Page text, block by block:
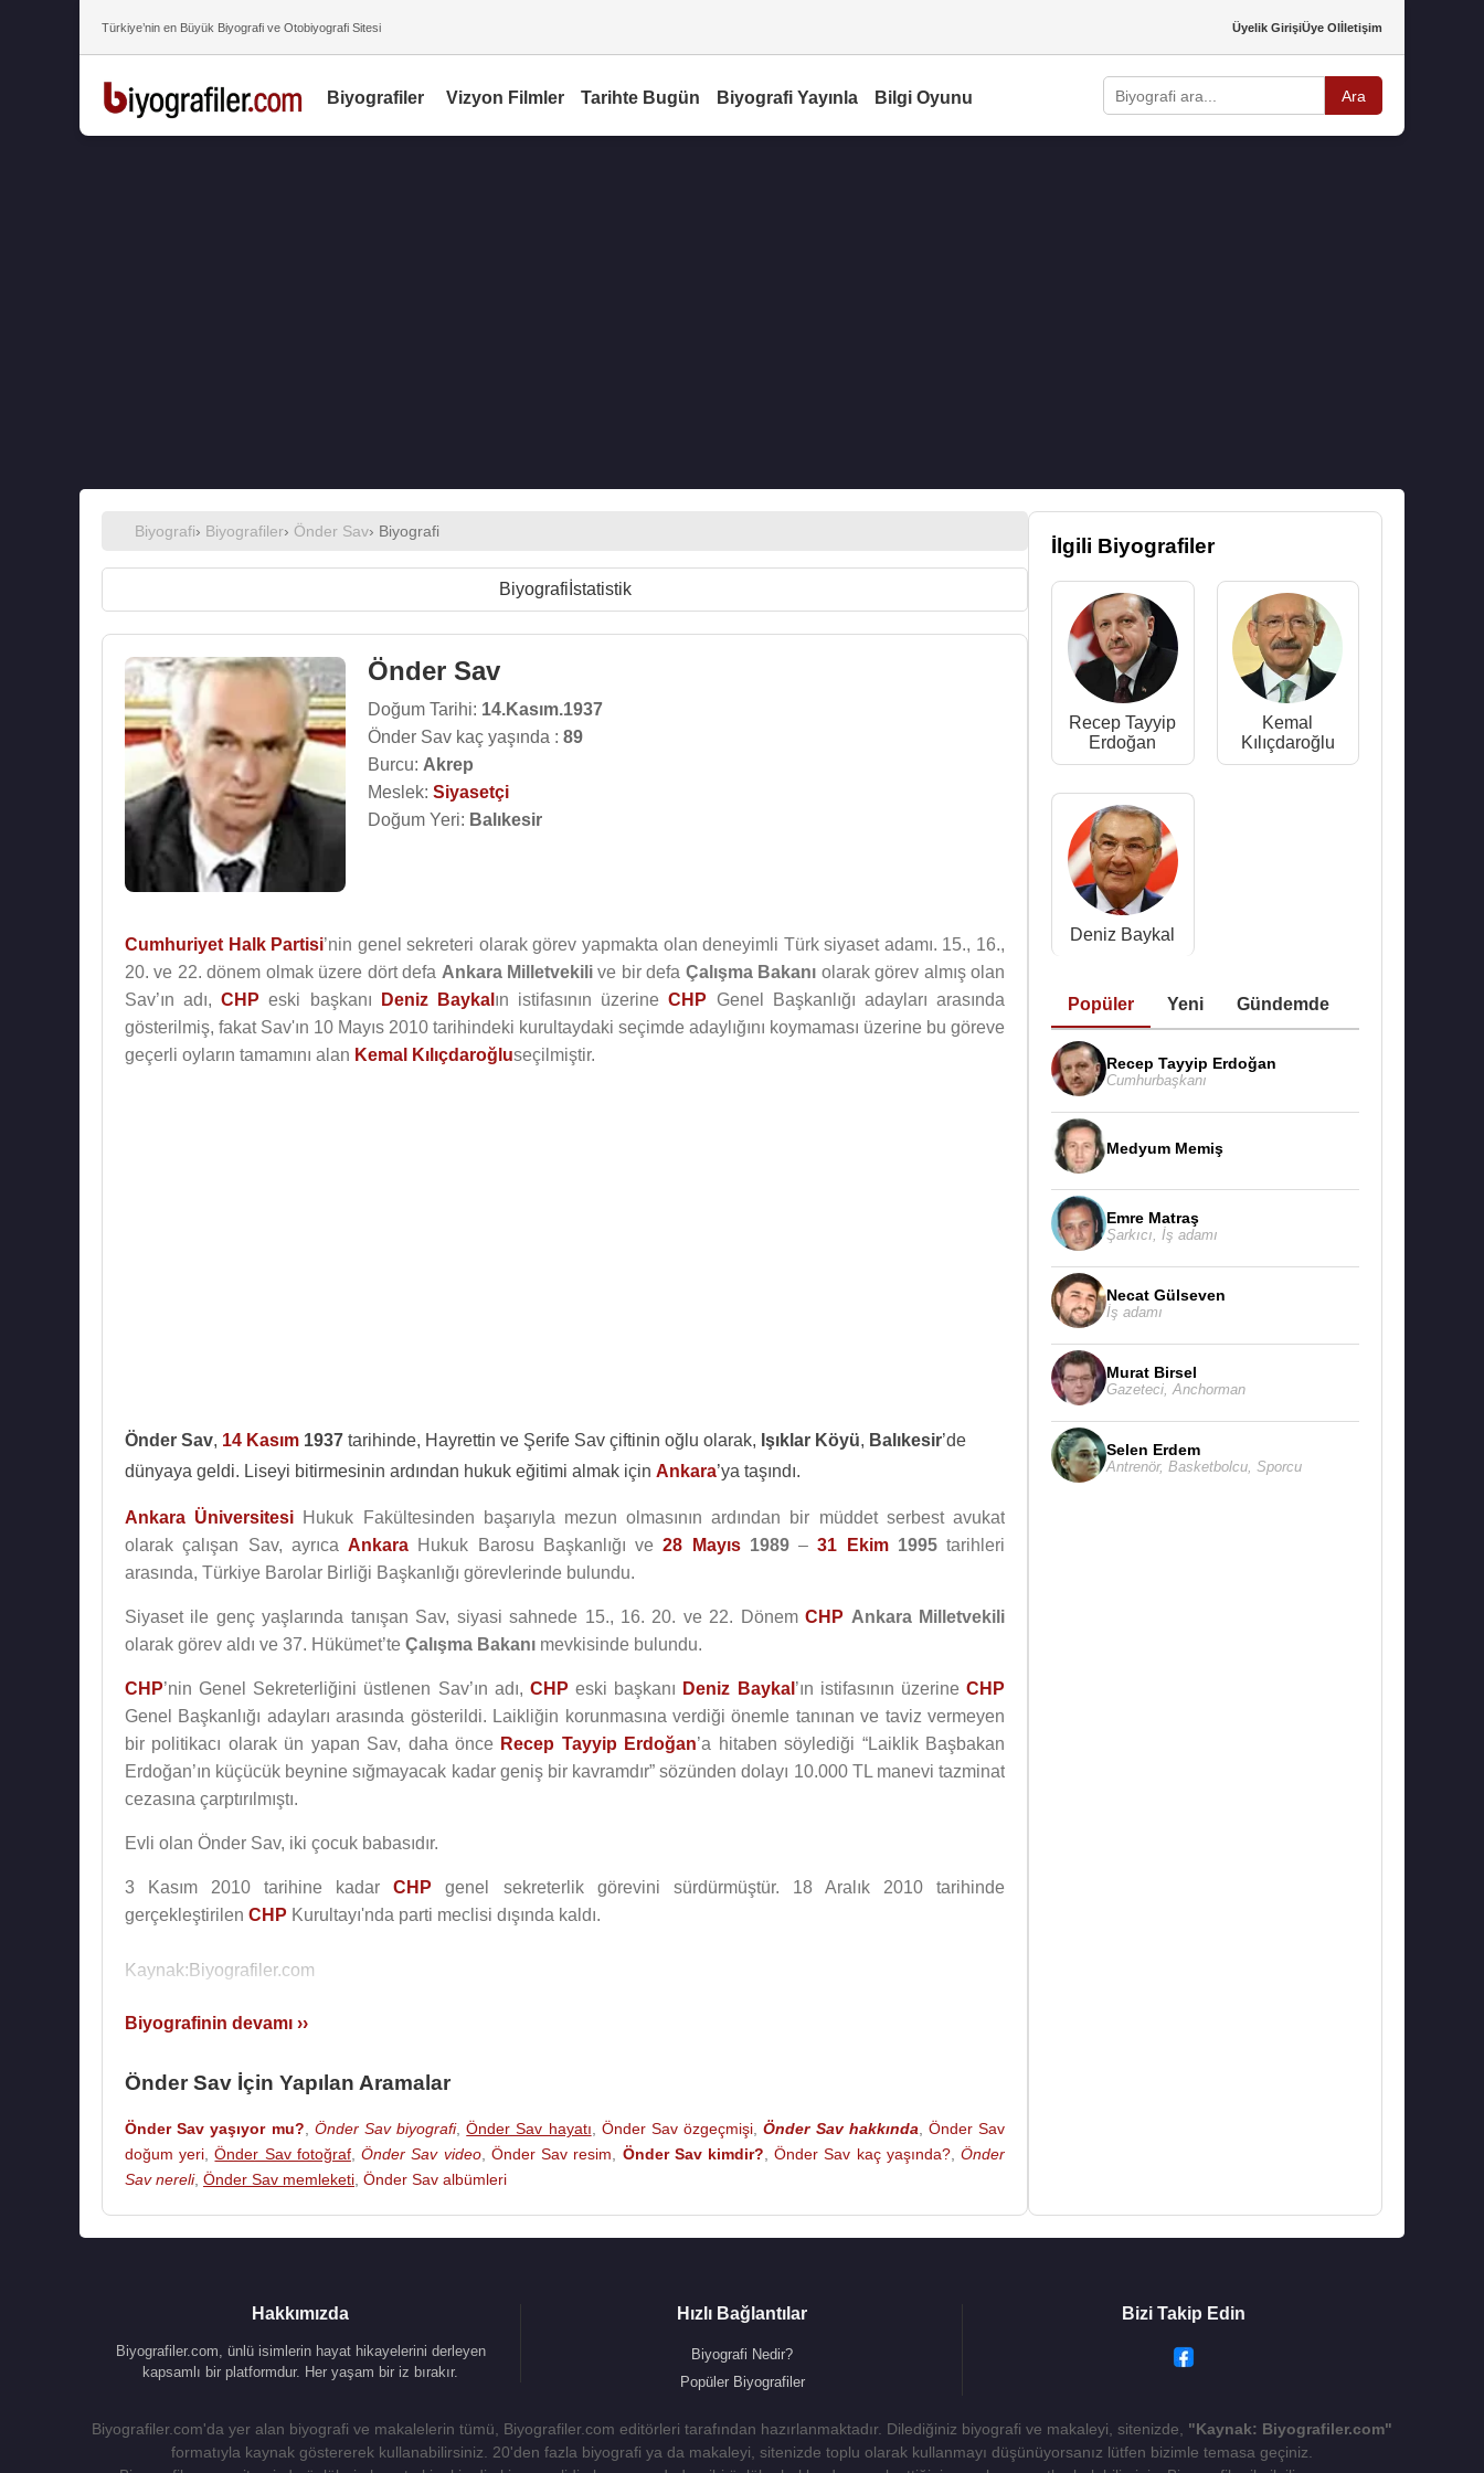
Türkiye’nin en Büyük Biyografi ve Otobiyografi Sitesi Üyelik GirişiÜye Olİletişim
Biyografiler Vizyon Filmler Tarihte Bugün Biyografi Yayınla Bilgi Oyunu Ara
Biyografi› Biyografiler› Önder Sav› Biyografi
Biyografi İstatistik
Önder Sav
Doğum Tarihi: 14.Kasım.1937
Önder Sav kaç yaşında : 89
Burcu: Akrep
Meslek: Siyasetçi
Doğum Yeri: Balıkesir
Cumhuriyet Halk Partisi’nin genel sekreteri olarak görev yapmakta olan deneyimli Türk siyaset adamı. 15., 16.,
20. ve 22. dönem olmak üzere dört defa Ankara Milletvekili ve bir defa Çalışma Bakanı olarak görev almış olan
Sav’ın adı,CHP eski başkanı Deniz Baykal ın istifasının üzerineCHP Genel Başkanlığı adayları arasında
gösterilmiş, fakat Sav'ın 10 Mayıs 2010 tarihindeki kurultaydaki seçimde adaylığını koymaması üzerine bu göreve
geçerli oyların tamamını alan Kemal Kılıçdaroğluseçilmiştir.
Önder Sav, 14 Kasım 1937 tarihinde, Hayrettin ve Şerife Sav çiftinin oğlu olarak, Işıklar Köyü, Balıkesir’de
dünyaya geldi. Liseyi bitirmesinin ardından hukuk eğitimi almak için Ankara’ya taşındı.
Ankara Üniversitesi Hukuk Fakültesinden başarıyla mezun olmasının ardından bir müddet serbest avukat
olarak çalışan Sav, ayrıca Ankara Hukuk Barosu Başkanlığı ve28 Mayıs 1989–31 Ekim 1995tarihleri
arasında, Türkiye Barolar Birliği Başkanlığı görevlerinde bulundu.
Siyaset ile genç yaşlarında tanışan Sav, siyasi sahnede 15., 16. 20. ve 22. DönemCHP Ankara Milletvekili
olarak görev aldı ve 37. Hükümet’te Çalışma Bakanı mevkisinde bulundu.
CHP’nin Genel Sekreterliğini üstlenen Sav’ın adı, CHP eski başkanı Deniz Baykal ’ın istifasının üzerineCHP
Genel Başkanlığı adayları arasında gösterildi. Laikliğin korunmasına verdiği önemle tanınan ve taviz vermeyen
bir politikacı olarak ün yapan Sav, daha önce Recep Tayyip Erdoğan’a hitaben söylediği “Laiklik Başbakan
Erdoğan’ın küçücük beynine sığmayacak kadar geniş bir kavramdır” sözünden dolayı 10.000 TL manevi tazminat
cezasına çarptırılmıştı.
Evli olan Önder Sav, iki çocuk babasıdır.
3 Kasım 2010 tarihine kadarCHP genel sekreterlik görevini sürdürmüştür. 18 Aralık 2010 tarihinde
gerçekleştirilen CHP Kurultayı'nda parti meclisi dışında kaldı.
Kaynak:Biyografiler.com
Biyografinin devamı ››
Önder Sav İçin Yapılan Aramalar
Önder Sav yaşıyor mu? Önder Sav biyografi,Önder Sav hayatı Önder Sav özgeçmişi ,Önder Sav hakkında
Önder Sav
doğum yeri ,Önder Sav fotoğraf,Önder Sav video, Önder Sav resim Önder Sav kimdir? ,Önder Sav kaç yaşında?,Önder
Sav nereli, Önder Sav memleketi Önder Sav albümleri
İlgili Biyografiler
Recep Tayyip
Erdoğan
Kemal
Kılıçdaroğlu
Deniz Baykal
Popüler Yeni Gündemde
Recep Tayyip Erdoğan
Cumhurbaşkanı
Medyum Memiş
Emre Matraş
Şarkıcı İş adamı
Necat Gülseven
İş adamı
Murat Birsel
Gazeteci Anchorman
Selen Erdem
Antrenör, Basketbolcu Sporcu
Hakkımızda
Biyografiler.com, ünlü isimlerin hayat hikayelerini derleyen
kapsamlı bir platformdur. Her yaşam bir iz bırakır.
Hızlı Bağlantılar
Biyografi Nedir?
Popüler Biyografiler
Bizi Takip Edin
Biyografiler.com'da yer alan biyografi ve makalelerin tümü, Biyografiler.com editörleri tarafından hazırlanmaktadır. Dilediğiniz biyografi ve makaleyi, sitenizde, "Kaynak: Biyografiler.com"
formatıyla kaynak göstererek kullanabilirsiniz. 20'den fazla biyografi ya da makaleyi, sitenizde toplu olarak kullanmayı düşünüyorsanız lütfen bizimle temasa geçiniz.